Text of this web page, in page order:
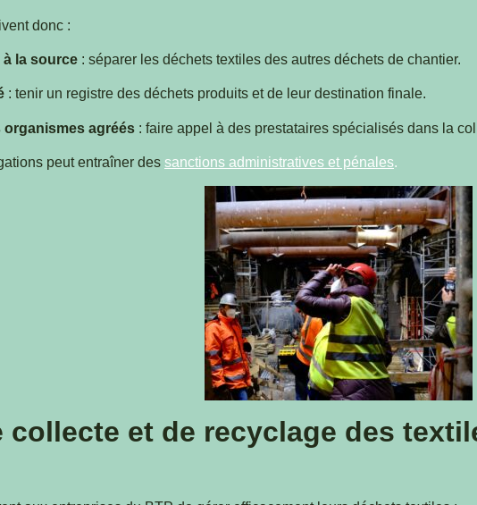
donc :
à la source : séparer les déchets textiles des autres déchets de chantier.
: tenir un registre des déchets produits et de leur destination finale.
agréés : faire appel à des prestataires spécialisés dans la
peut entraîner des sanctions administratives et pénales.
et de recyclage des